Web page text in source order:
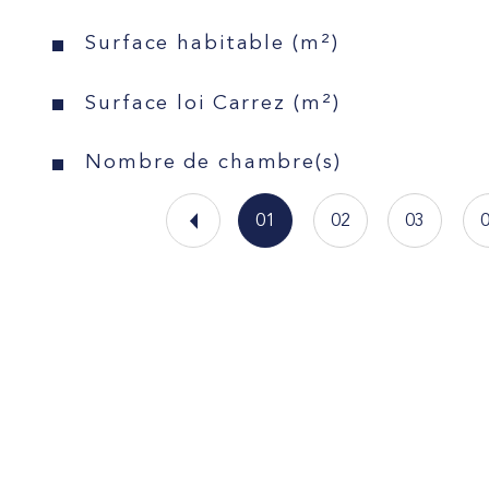
Surface habitable (m²)
Surface loi Carrez (m²)
Nombre de chambre(s)
01 02 03